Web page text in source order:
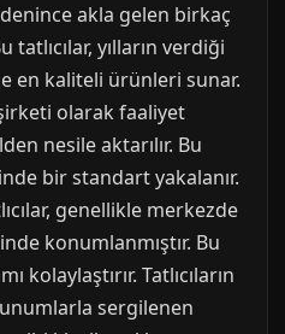
denince akla gelen birkaç
tatlıcılar, yılların verdiği
en kaliteli ürünleri sunar.
olarak faaliyet
nesile aktarılır. Bu
bir standart yakalanır.
genellikle merkezde
konumlanmıştır. Bu
kolaylaştırır. Tatlıcıların
sergilenen